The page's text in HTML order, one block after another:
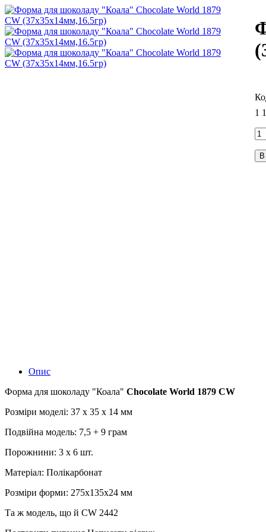
1
Опис
Форма для шоколаду "Коала" Chocolate World 1879 CW
Розміри моделі: 37 x 35 x 14 мм
Подвійна модель: 7,5 + 9 грам
Порожнини: 3 x 6 шт.
Матеріал: Полікарбонат
Розміри форми: 275x135x24 мм
Та ж модель, що й CW 2442